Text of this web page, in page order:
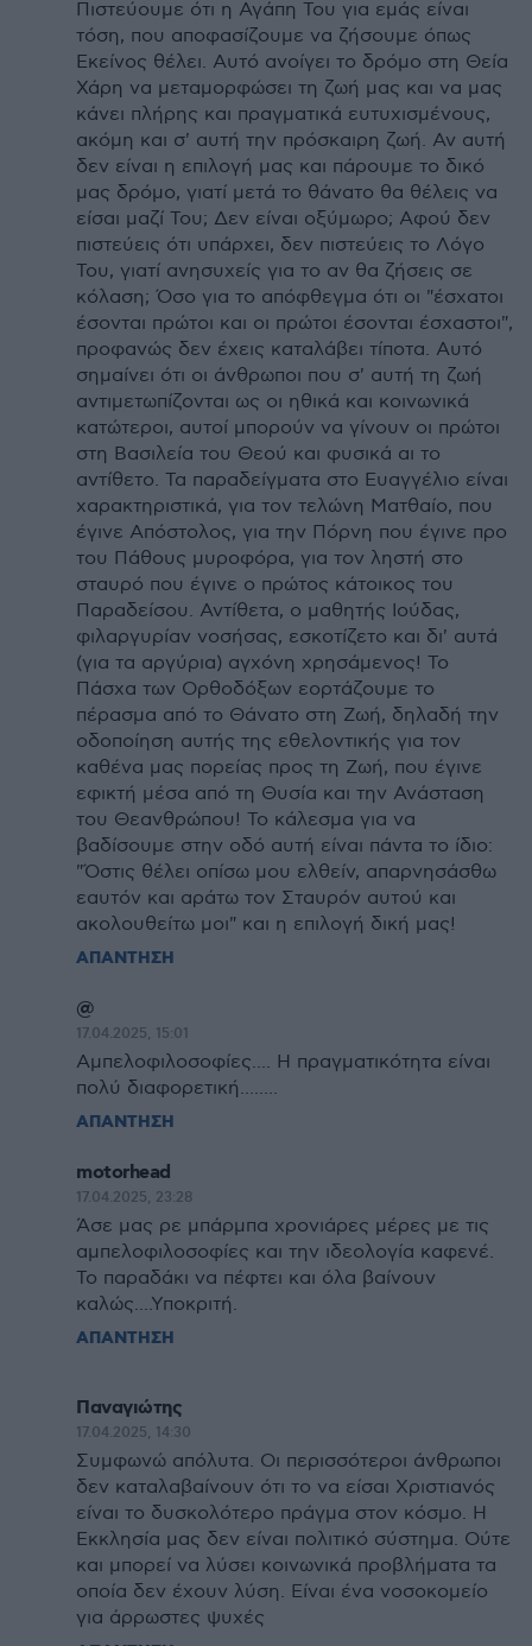
Πιστεύουμε ότι η Αγάπη Του για εμάς είναι
τόση, που αποφασίζουμε να ζήσουμε όπως
Εκείνος θέλει. Αυτό ανοίγει το δρόμο στη Θεία
Χάρη να μεταμορφώσει τη ζωή μας και να μας
κάνει πλήρης και πραγματικά ευτυχισμένους,
ακόμη και σ' αυτή την πρόσκαιρη ζωή. Αν αυτή
δεν είναι η επιλογή μας και πάρουμε το δικό
μας δρόμο, γιατί μετά το θάνατο θα θέλεις να
είσαι μαζί Του; Δεν είναι οξύμωρο; Αφού δεν
πιστεύεις ότι υπάρχει, δεν πιστεύεις το Λόγο
Του, γιατί ανησυχείς για το αν θα ζήσεις σε
κόλαση; Όσο για το απόφθεγμα ότι οι "έσχατοι
έσονται πρώτοι και οι πρώτοι έσονται έσχαστοι",
προφανώς δεν έχεις καταλάβει τίποτα. Αυτό
σημαίνει ότι οι άνθρωποι που σ' αυτή τη ζωή
αντιμετωπίζονται ως οι ηθικά και κοινωνικά
κατώτεροι, αυτοί μπορούν να γίνουν οι πρώτοι
στη Βασιλεία του Θεού και φυσικά αι το
αντίθετο. Τα παραδείγματα στο Ευαγγέλιο είναι
χαρακτηριστικά, για τον τελώνη Ματθαίο, που
έγινε Απόστολος, για την Πόρνη που έγινε προ
του Πάθους μυροφόρα, για τον ληστή στο
σταυρό που έγινε ο πρώτος κάτοικος του
Παραδείσου. Αντίθετα, ο μαθητής Ιούδας,
φιλαργυρίαν νοσήσας, εσκοτίζετο και δι' αυτά
(για τα αργύρια) αγχόνη χρησάμενος! Το
Πάσχα των Ορθοδόξων εορτάζουμε το
πέρασμα από το Θάνατο στη Ζωή, δηλαδή την
οδοποίηση αυτής της εθελοντικής για τον
καθένα μας πορείας προς τη Ζωή, που έγινε
εφικτή μέσα από τη Θυσία και την Ανάσταση
του Θεανθρώπου! Το κάλεσμα για να
βαδίσουμε στην οδό αυτή είναι πάντα το ίδιο:
"Όστις θέλει οπίσω μου ελθείν, απαρνησάσθω
εαυτόν και αράτω τον Σταυρόν αυτού και
ακολουθείτω μοι" και η επιλογή δική μας!
ΑΠΑΝΤΗΣΗ
@
17.04.2025, 15:01
Αμπελοφιλοσοφίες.... Η πραγματικότητα είναι
πολύ διαφορετική........
ΑΠΑΝΤΗΣΗ
motorhead
17.04.2025, 23:28
Άσε μας ρε μπάρμπα χρονιάρες μέρες με τις
αμπελοφιλοσοφίες και την ιδεολογία καφενέ.
Το παραδάκι να πέφτει και όλα βαίνουν
καλώς....Υποκριτή.
ΑΠΑΝΤΗΣΗ
Παναγιώτης
17.04.2025, 14:30
Συμφωνώ απόλυτα. Οι περισσότεροι άνθρωποι
δεν καταλαβαίνουν ότι το να είσαι Χριστιανός
είναι το δυσκολότερο πράγμα στον κόσμο. Η
Εκκλησία μας δεν είναι πολιτικό σύστημα. Ούτε
και μπορεί να λύσει κοινωνικά προβλήματα τα
οποία δεν έχουν λύση. Είναι ένα νοσοκομείο
για άρρωστες ψυχές